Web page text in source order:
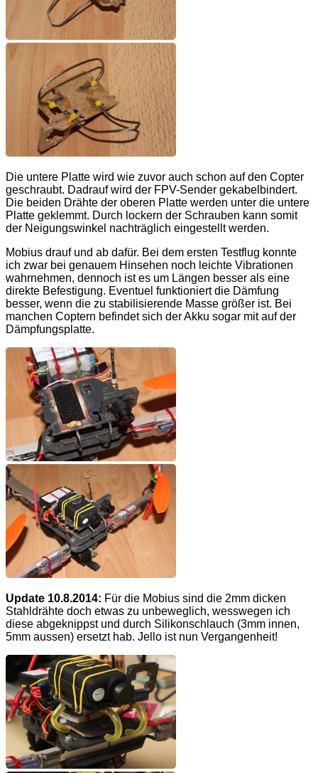
Die untere Platte wird wie zuvor auch schon auf den Copter
geschraubt. Dadrauf wird der FPV-Sender gekabelbindert.
Die beiden Drähte der oberen Platte werden unter die untere
Platte geklemmt. Durch lockern der Schrauben kann somit
der Neigungswinkel nachträglich eingestellt werden.
Mobius drauf und ab dafür. Bei dem ersten Testflug konnte
ich zwar bei genauem Hinsehen noch leichte Vibrationen
wahrnehmen, dennoch ist es um Längen besser als eine
direkte Befestigung. Eventuel funktioniert die Dämfung
besser, wenn die zu stabilisierende Masse größer ist. Bei
manchen Coptern befindet sich der Akku sogar mit auf der
Dämpfungsplatte.
Update 10.8.2014: Für die Mobius sind die 2mm dicken
Stahldrähte doch etwas zu unbeweglich, wesswegen ich
diese abgeknippst und durch Silikonschlauch (3mm innen,
5mm aussen) ersetzt hab. Jello ist nun Vergangenheit!